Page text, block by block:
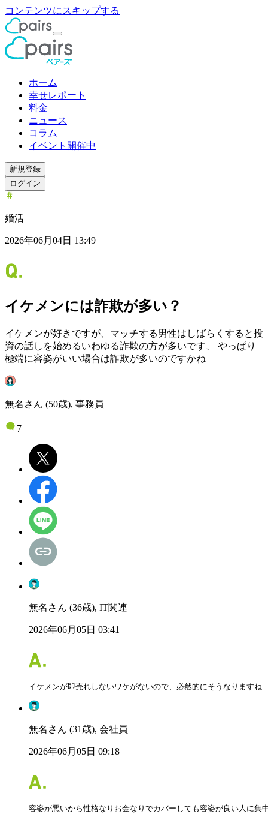
コンテンツにスキップする
ホーム
幸せレポート
料金
ニュース
コラム
イベント開催中
新規登録
ログイン
婚活
2026年06月04日 13:49
イケメンには詐欺が多い？
イケメンが好きですが、マッチする男性はしばらくすると投
資の話しを始めるいわゆる詐欺の方が多いです、 やっぱり
極端に容姿がいい場合は詐欺が多いのですかね
無名さん (50歳), 事務員
7
無名さん (36歳), IT関連
2026年06月05日 03:41
イケメンが即売れしないワケがないので、必然的にそうなりますね
無名さん (31歳), 会社員
2026年06月05日 09:18
容姿が悪いから性格なりお金なりでカバーしても容姿が良い人に